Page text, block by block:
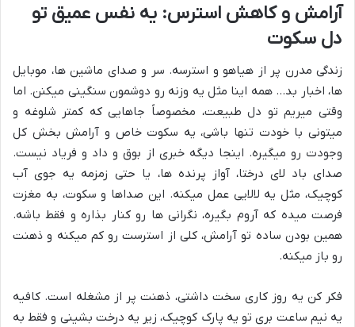
آرامش و کاهش استرس: یه نفس عمیق تو
دل سکوت
زندگی مدرن پر از هیاهو و استرسه. سر و صدای ماشین ها، موبایل
ها، اخبار بد… همه اینا مثل یه وزنه رو دوشمون سنگینی میکنن. اما
وقتی میریم تو دل طبیعت، مخصوصاً جاهایی که کمتر شلوغه و
میتونی با خودت تنها باشی، یه سکوت خاص و آرامش بخش کل
وجودت رو میگیره. اینجا دیگه خبری از بوق و داد و فریاد نیست.
صدای باد لای درختا، آواز پرنده ها، یا حتی زمزمه یه جوی آب
کوچیک، مثل یه لالایی عمل میکنه. این صداها و سکوت، به مغزت
فرصت میده که آروم بگیره، نگرانی ها رو کنار بذاره و فقط باشه.
همین بودن ساده تو آرامش، کلی از استرست رو کم میکنه و ذهنت
رو باز میکنه.
فکر کن یه روز کاری سخت داشتی، ذهنت پر از مشغله است. کافیه
یه نیم ساعت بری تو یه پارک کوچیک، زیر یه درخت بشینی و فقط به